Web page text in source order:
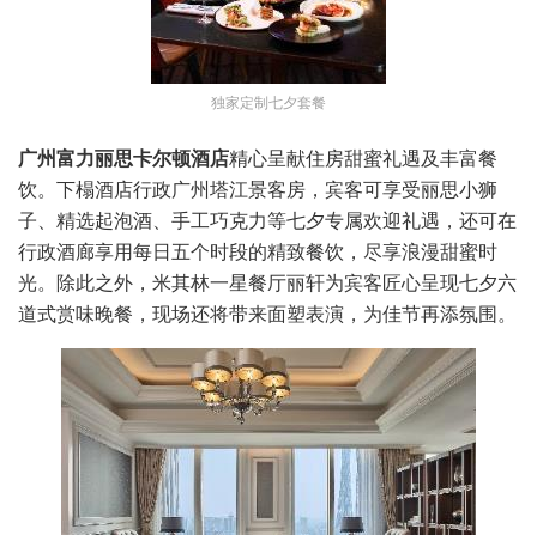
独家定制七夕套餐
广州富力丽思卡尔顿酒店精心呈献住房甜蜜礼遇及丰富餐
饮。下榻酒店行政广州塔江景客房，宾客可享受丽思小狮
子、精选起泡酒、手工巧克力等七夕专属欢迎礼遇，还可在
行政酒廊享用每日五个时段的精致餐饮，尽享浪漫甜蜜时
光。除此之外，米其林一星餐厅丽轩为宾客匠心呈现七夕六
道式赏味晚餐，现场还将带来面塑表演，为佳节再添氛围。